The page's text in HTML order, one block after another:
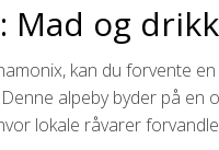
Mad og
kan du forvente
alpeby byder på
lokale råvarer